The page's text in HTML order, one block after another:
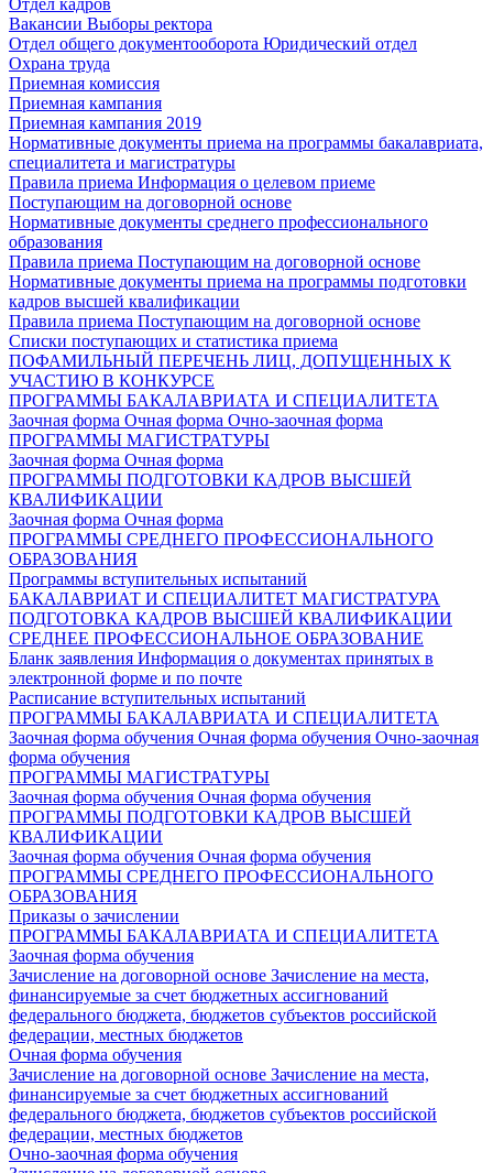
Вакансии Выборы ректора
Отдел общего документооборота Юридический отдел
Охрана труда
Приемная комиссия
Приемная кампания
Приемная кампания 2019
Нормативные документы приема на программы бакалавриата,
специалитета и магистратуры
Правила приема Информация о целевом приеме
Поступающим на договорной основе
Нормативные документы среднего профессионального
образования
Правила приема Поступающим на договорной основе
Нормативные документы приема на программы подготовки
кадров высшей квалификации
Правила приема Поступающим на договорной основе
Списки поступающих и статистика приема
ПОФАМИЛЬНЫЙ ПЕРЕЧЕНЬ ЛИЦ, ДОПУЩЕННЫХ К
УЧАСТИЮ В КОНКУРСЕ
ПРОГРАММЫ БАКАЛАВРИАТА И СПЕЦИАЛИТЕТА
Заочная форма Очная форма Очно-заочная форма
ПРОГРАММЫ МАГИСТРАТУРЫ
Заочная форма Очная форма
ПРОГРАММЫ ПОДГОТОВКИ КАДРОВ ВЫСШЕЙ
КВАЛИФИКАЦИИ
Заочная форма Очная форма
ПРОГРАММЫ СРЕДНЕГО ПРОФЕССИОНАЛЬНОГО
ОБРАЗОВАНИЯ
Программы вступительных испытаний
БАКАЛАВРИАТ И СПЕЦИАЛИТЕТ МАГИСТРАТУРА
ПОДГОТОВКА КАДРОВ ВЫСШЕЙ КВАЛИФИКАЦИИ
СРЕДНЕЕ ПРОФЕССИОНАЛЬНОЕ ОБРАЗОВАНИЕ
Бланк заявления Информация о документах принятых в
электронной форме и по почте
Расписание вступительных испытаний
ПРОГРАММЫ БАКАЛАВРИАТА И СПЕЦИАЛИТЕТА
Заочная форма обучения Очная форма обучения Очно-заочная
форма обучения
ПРОГРАММЫ МАГИСТРАТУРЫ
Заочная форма обучения Очная форма обучения
ПРОГРАММЫ ПОДГОТОВКИ КАДРОВ ВЫСШЕЙ
КВАЛИФИКАЦИИ
Заочная форма обучения Очная форма обучения
ПРОГРАММЫ СРЕДНЕГО ПРОФЕССИОНАЛЬНОГО
ОБРАЗОВАНИЯ
Приказы о зачислении
ПРОГРАММЫ БАКАЛАВРИАТА И СПЕЦИАЛИТЕТА
Заочная форма обучения
Зачисление на договорной основе Зачисление на места,
финансируемые за счет бюджетных ассигнований
федерального бюджета, бюджетов субъектов российской
федерации, местных бюджетов
Очная форма обучения
Зачисление на договорной основе Зачисление на места,
финансируемые за счет бюджетных ассигнований
федерального бюджета, бюджетов субъектов российской
федерации, местных бюджетов
Очно-заочная форма обучения